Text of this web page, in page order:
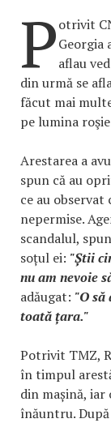
Potrivit
Georgia
aflau
din urmă se
făcut mai
pe lumina
Arestarea a
spun că au
ce au
nepermise.
scandalul,
soțul ei: "Știi
nu am nevoie
adăugat: "O
toată țara."
Potrivit TMZ,
în timpul
din mașină,
înăuntru.